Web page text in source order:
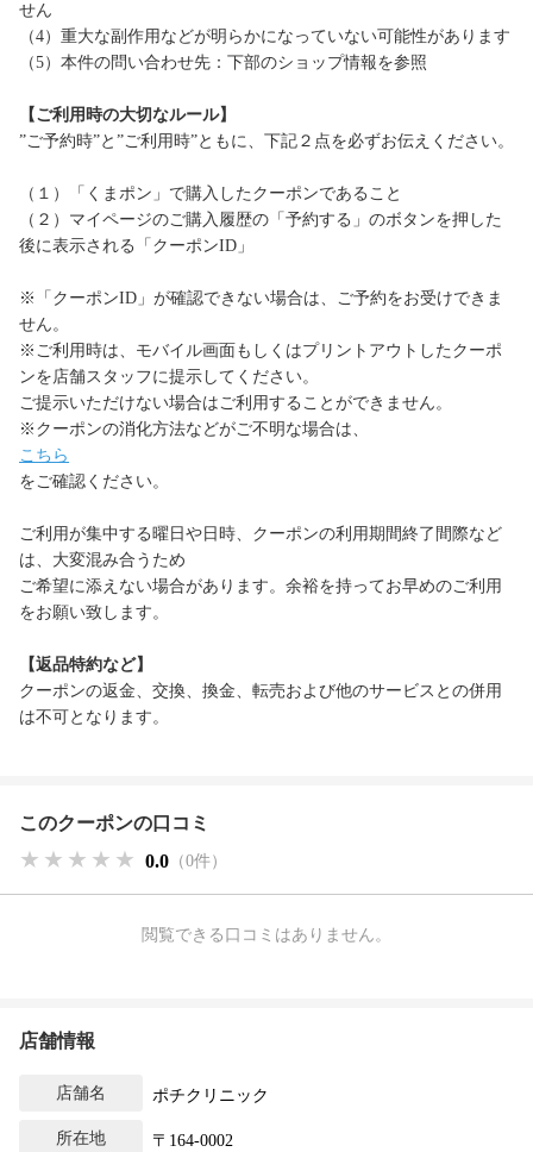
せん
（4）重大な副作用などが明らかになっていない可能性があります
（5）本件の問い合わせ先：下部のショップ情報を参照
【ご利用時の大切なルール】
”ご予約時”と”ご利用時”ともに、下記２点を必ずお伝えください。
（１）「くまポン」で購入したクーポンであること
（２）マイページのご購入履歴の「予約する」のボタンを押した
後に表示される「クーポンID」
※「クーポンID」が確認できない場合は、ご予約をお受けできま
せん。
※ご利用時は、モバイル画面もしくはプリントアウトしたクーポ
ンを店舗スタッフに提示してください。
ご提示いただけない場合はご利用することができません。
※クーポンの消化方法などがご不明な場合は、
こちら
をご確認ください。
ご利用が集中する曜日や日時、クーポンの利用期間終了間際など
は、大変混み合うため
ご希望に添えない場合があります。余裕を持ってお早めのご利用
をお願い致します。
【返品特約など】
クーポンの返金、交換、換金、転売および他のサービスとの併用
は不可となります。
このクーポンの口コミ
★★★★★
★★★★★
★★★★★ 0.0 （0件）
閲覧できる口コミはありません。
店舗情報
店舗名 ポチクリニック
所在地
〒164-0002